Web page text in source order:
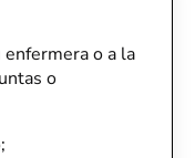
o a la
o